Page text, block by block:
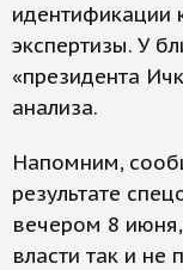
идентификации
экспертизы. У
«президента
анализа.
Напомним,
результате
вечером 8
власти так и не